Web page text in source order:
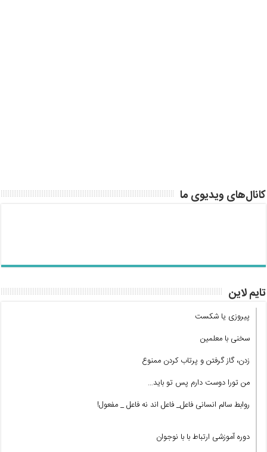
کانال‌های ویدیوی ما
تایم لاین
پیروزی یا شکست
سخنی با معلمین
زدن، گاز گرفتن و پرتاب کردن ممنوع
من تورا دوست دارم پس تو باید…
روابط سالم انسانی فاعل_ فاعل اند نه فاعل _ مفعول!
دوره آموزشی ارتباط با با نوجوان